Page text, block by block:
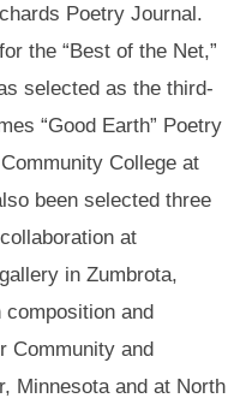
Poetry Journal.
the “Best of the Net,”
selected as the third-
“Good Earth” Poetry
College at
been selected three
at
in Zumbrota,
composition and
Community and
Minnesota and at North